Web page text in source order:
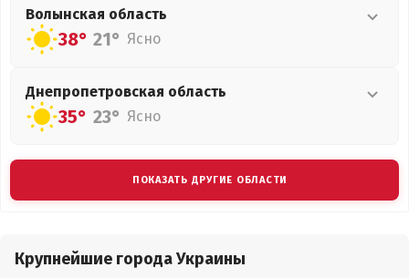
Волынская область
38° 21° Ясно
Днепропетровская область
35° 23° Ясно
ПОКАЗАТЬ ДРУГИЕ ОБЛАСТИ
Крупнейшие города Украины